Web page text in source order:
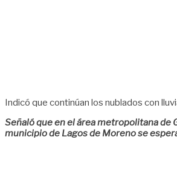
Indicó que continúan los nublados con
Señaló que en el área metropolitana de
municipio de Lagos de Moreno se